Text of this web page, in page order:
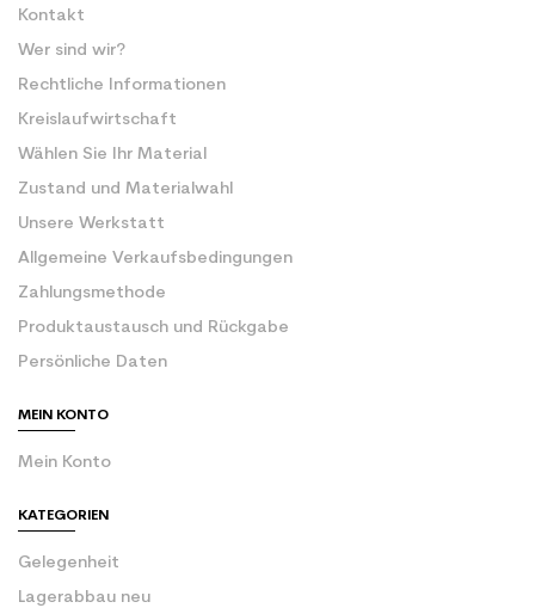
Kontakt
Wer sind wir?
Rechtliche Informationen
Kreislaufwirtschaft
Wählen Sie Ihr Material
Zustand und Materialwahl
Unsere Werkstatt
Allgemeine Verkaufsbedingungen
Zahlungsmethode
Produktaustausch und Rückgabe
Persönliche Daten
MEIN KONTO
Mein Konto
KATEGORIEN
Gelegenheit
Lagerabbau neu